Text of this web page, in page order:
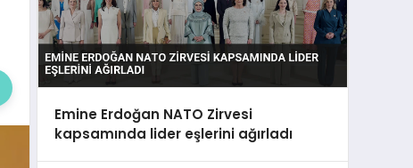
Emine Erdoğan NATO Zirvesi
kapsamında lider eşlerini ağırladı